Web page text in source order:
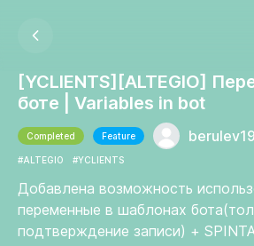
[YCLIENTS][ALTEGIO]
боте | Variables in bot
Completed Feature
#ALTEGIO #YCLIENTS
Добавлена возможность
переменные в шаблонах
подтверждение записи) +